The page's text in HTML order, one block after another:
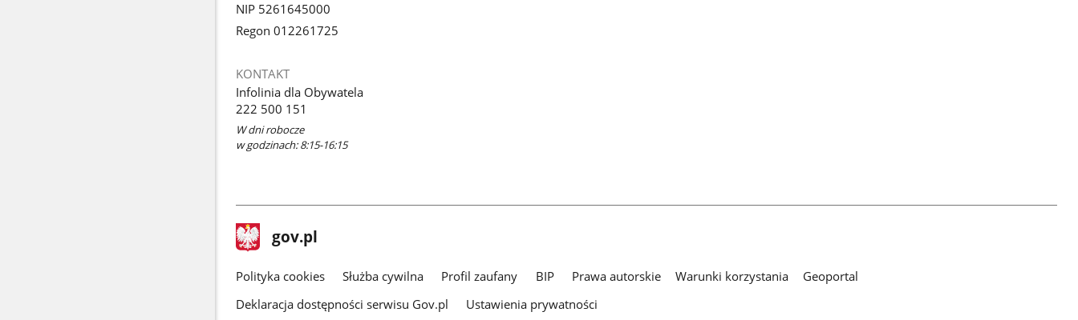
NIP 5261645000
Regon 012261725
KONTAKT
Infolinia dla Obywatela
222 500 151
W dni robocze
w godzinach: 8:15-16:15
stopka
gov.pl Strona
gov.pl
gov.pl
Polityka cookies Służba cywilna Profil zaufany BIP Prawa autorskie Warunki korzystania
Geoportal
Deklaracja dostępności serwisu Gov.pl
Ustawienia prywatności